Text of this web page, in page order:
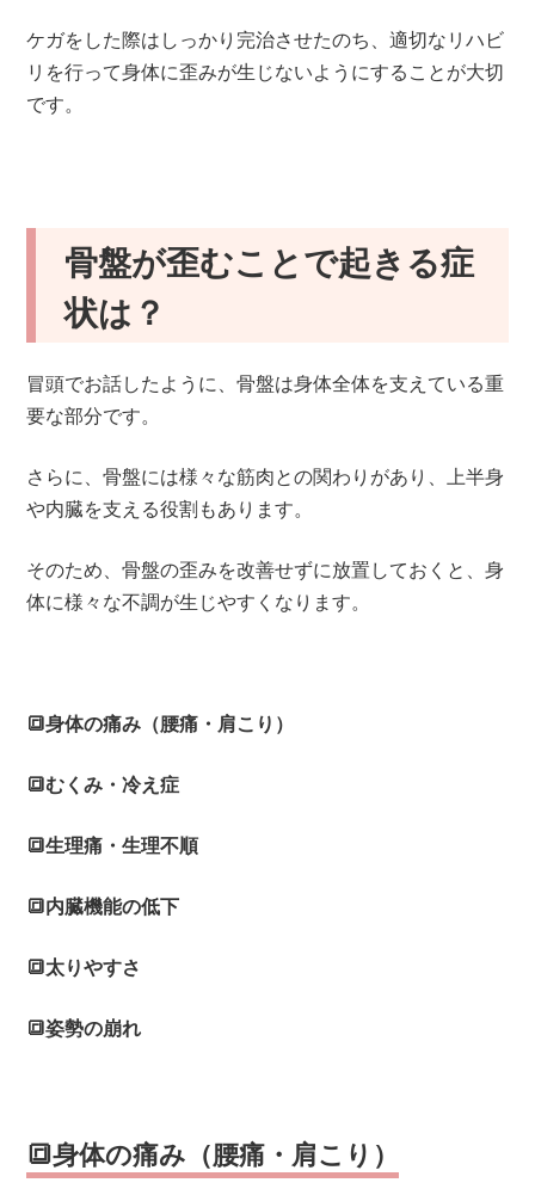
ケガをした際はしっかり完治させたのち、適切なリハビ
リを行って身体に歪みが生じないようにすることが大切
です。
骨盤が歪むことで起きる症
状は？
冒頭でお話したように、骨盤は身体全体を支えている重
要な部分です。
さらに、骨盤には様々な筋肉との関わりがあり、上半身
や内臓を支える役割もあります。
そのため、骨盤の歪みを改善せずに放置しておくと、身
体に様々な不調が生じやすくなります。
🔳身体の痛み（腰痛・肩こり）
🔳むくみ・冷え症
🔳生理痛・生理不順
🔳内臓機能の低下
🔳太りやすさ
🔳姿勢の崩れ
🔳身体の痛み（腰痛・肩こり）